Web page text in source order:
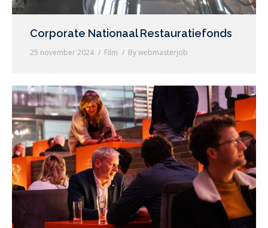
Corporate Nationaal Restauratiefonds
25 november 2024 Film Bywebmasterjob